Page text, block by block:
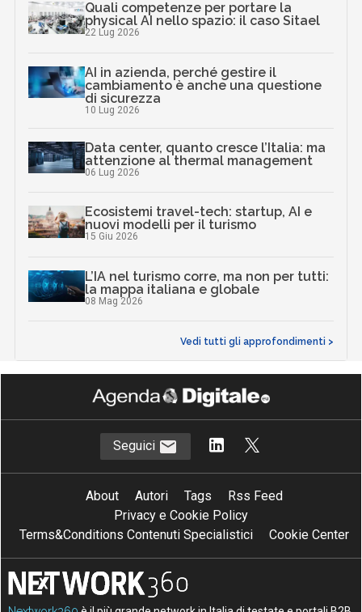
Quali competenze per portare la
physical AI nello spazio: il caso Sitael
22 Lug 2026
AI in azienda, perché gestire il
cambiamento è anche una questione
di sicurezza
10 Lug 2026
Data center, quanto cresce l’Italia: ma
attenzione al thermal management
06 Lug 2026
Ecosistemi travel-tech: startup, AI e
nuovi modelli per il turismo
15 Giu 2026
L’IA nel turismo corre, ma non per tutti:
la mappa italiana e globale
08 Mag 2026
Vedi tutti gli approfondimenti >
Seguici
About Autori Tags
Rss Feed
Privacy e Cookie Policy
Terms&Conditions Contenuti Specialistici
Cookie Center